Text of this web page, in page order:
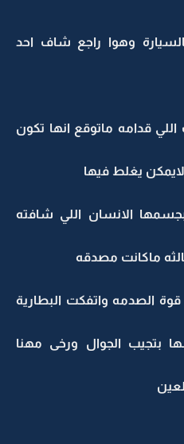
وهوا راجع شاف احد
قدامه ماتوقع انها تكون
يغلط فيها
الانسان اللي شافته
ماكانت مصدقه
الصدمه واتفكت البطارية
بتجيب الجوال ورخى مهنا